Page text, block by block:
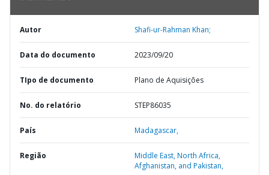
Autor Shafi-ur-Rahman Khan;
Data do documento 2023/09/20
TIpo de documento Plano de Aquisições
No. do relatório STEP86035
País Madagascar,
Região
Middle East, North Africa,
Afghanistan, and Pakistan,